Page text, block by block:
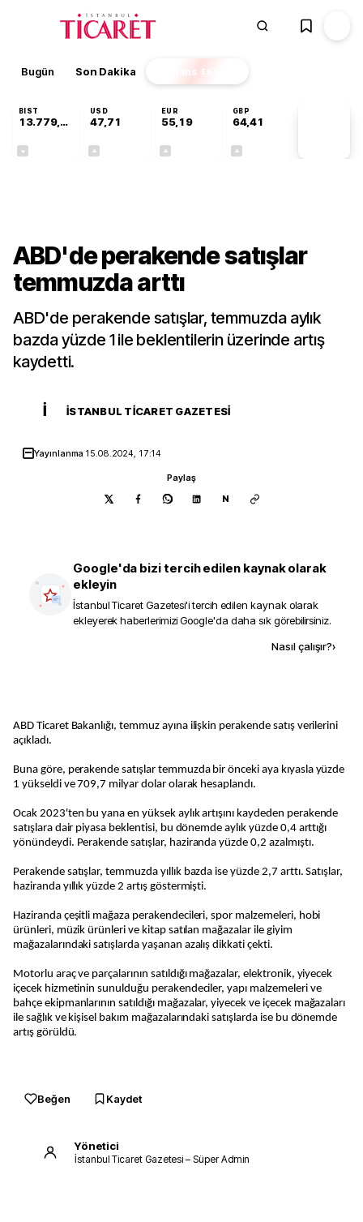
Bugün Son Dakika Finans EKSTRA
BIST
13.779,39
USD
47,71
EUR
55,19
GBP
64,41
ABD'de perakende satışlar
temmuzda arttı
ABD'de perakende satışlar, temmuzda aylık
bazda yüzde 1 ile beklentilerin üzerinde artış
kaydetti.
İ İSTANBUL TICARET GAZETESI
Yayınlanma 15.08.2024, 17:14
Paylaş
N
Google'da bizi tercih edilen kaynak olarak
ekleyin
İstanbul Ticaret Gazetesi'i tercih edilen kaynak olarak
ekleyerek haberlerimizi Google'da daha sık görebilirsiniz.
Nasıl çalışır?›
ABD Ticaret Bakanlığı, temmuz ayına ilişkin perakende satış verilerini
açıkladı.
Buna göre, perakende satışlar temmuzda bir önceki aya kıyasla yüzde
1 yükseldi ve 709,7 milyar dolar olarak hesaplandı.
Ocak 2023'ten bu yana en yüksek aylık artışını kaydeden perakende
satışlara dair piyasa beklentisi, bu dönemde aylık yüzde 0,4 arttığı
yönündeydi. Perakende satışlar, haziranda yüzde 0,2 azalmıştı.
Perakende satışlar, temmuzda yıllık bazda ise yüzde 2,7 arttı. Satışlar,
haziranda yıllık yüzde 2 artış göstermişti.
Haziranda çeşitli mağaza perakendecileri, spor malzemeleri, hobi
ürünleri, müzik ürünleri ve kitap satılan mağazalar ile giyim
mağazalarındaki satışlarda yaşanan azalış dikkati çekti.
Motorlu araç ve parçalarının satıldığı mağazalar, elektronik, yiyecek
içecek hizmetinin sunulduğu perakendeciler, yapı malzemeleri ve
bahçe ekipmanlarının satıldığı mağazalar, yiyecek ve içecek mağazaları
ile sağlık ve kişisel bakım mağazalarındaki satışlarda ise bu dönemde
artış görüldü.
Beğen Kaydet
Yönetici
İstanbul Ticaret Gazetesi – Süper Admin